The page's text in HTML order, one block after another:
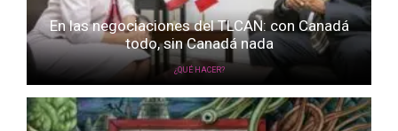
En las negociaciones del TLCAN: con Canadá
todo, sin Canadá nada
¿QUÉ HACER?